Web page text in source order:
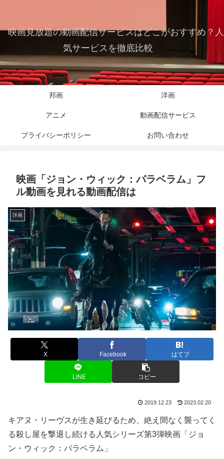
映画見放題の動画配信サービスはどこがおすすめ？人
気サービスを徹底比較
邦画 洋画
アニメ 動画配信サービス
プライバシーポリシー お問い合わせ
映画「ジョン・ウィック：パラベラム」フ
ル動画を見れる動画配信は
洋画
X Facebook はてブ
LINE コピー
2019.12.23 2023.02.20
キアヌ・リーヴスが生き延びるため、絶え間なく襲ってく
る殺し屋を撃退し続ける人気シリーズ第3弾映画「ジョ
ン・ウィック：パラベラム」